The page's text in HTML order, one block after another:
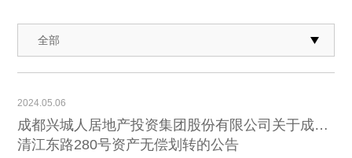
2024.05.06
成都兴城人居地产投资集团股份有限公司关于成都市青羊区
清江东路280号资产无偿划转的公告